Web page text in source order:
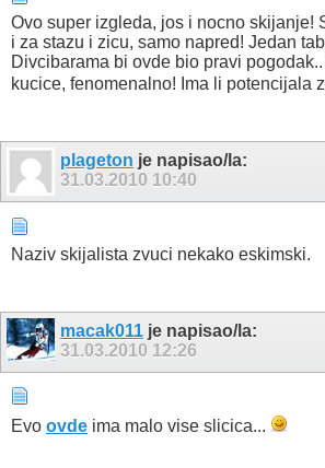
Ovo super izgleda, jos i nocno skijanje!
i za stazu i zicu, samo napred! Jedan
Divcibarama bi ovde bio pravi
kucice, fenomenalno! Ima li potencijala
plageton je napisao/la:
31.03.2010 10:40
Naziv skijalista zvuci nekako eskimski.
macak011 je napisao/la:
31.03.2010 12:26
Evo ovde ima malo vise slicica...